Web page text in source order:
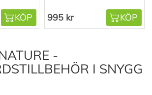
KÖP 995 kr KÖP
-
I SNYGG